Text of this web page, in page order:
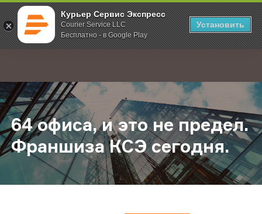
Курьер Сервис Экспресс
Courier Service LLC
Бесплатно - в Google Play
Установить
; Главная О компании Новости 64 офиса, и это не предел.
64 офиса, и это не предел.
Франшиза КСЭ сегодня.